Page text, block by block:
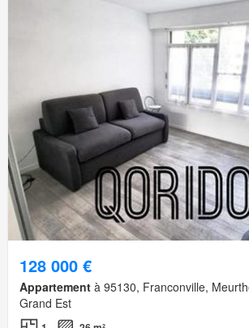
128 000 €
Appartement à 95130, Franconville,
Grand Est